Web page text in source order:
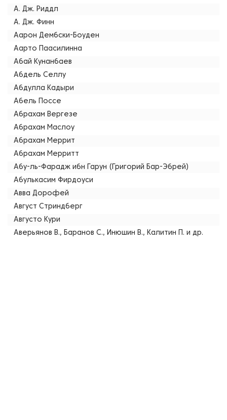
А. Дж. Риддл
А. Дж. Финн
Аарон Дембски-Боуден
Аарто Паасилинна
Абай Кунанбаев
Абдель Селлу
Абдулла Кадыри
Абель Поссе
Абрахам Вергезе
Абрахам Маслоу
Абрахам Меррит
Абрахам Мерритт
Абу-ль-Фарадж ибн Гарун (Григорий Бар-Эбрей)
Абулькасим Фирдоуси
Авва Дорофей
Август Стриндберг
Августо Кури
Аверьянов В., Баранов С., Инюшин В., Калитин П. и др.